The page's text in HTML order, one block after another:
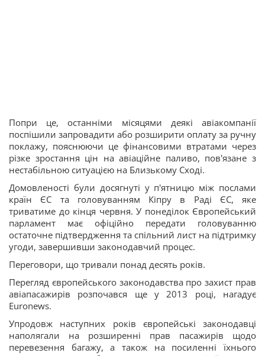
Попри це, останніми місяцями деякі авіакомпанії
поспішили запровадити або розширити оплату за ручну
поклажу, пояснюючи це фінансовими втратами через
різке зростання цін на авіаційне паливо, пов'язане з
нестабільною ситуацією на Близькому Сході.
Домовленості були досягнуті у п'ятницю між послами
країн ЄС та головуванням Кіпру в Раді ЄС, яке
триватиме до кінця червня. У понеділок Європейський
парламент має офіційно передати головуванню
остаточне підтвердження та спільний лист на підтримку
угоди, завершивши законодавчий процес.
Переговори, що тривали понад десять років.
Перегляд європейського законодавства про захист прав
авіапасажирів розпочався ще у 2013 році, нагадує
Euronews.
Упродовж наступних років європейські законодавці
наполягали на розширенні прав пасажирів щодо
перевезення багажу, а також на посиленні їхнього